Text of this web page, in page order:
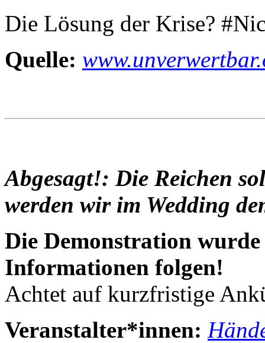
Die Lösung der Krise?
Quelle:
Abgesagt!: Die Reichen
werden wir im Wedding
Die Demonstration wurde
Informationen folgen!
Achtet auf kurzfristige
Veranstalter*innen: